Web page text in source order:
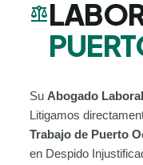
balance
Su Abogado
Litigamos
Trabajo de Puerto
en Despido